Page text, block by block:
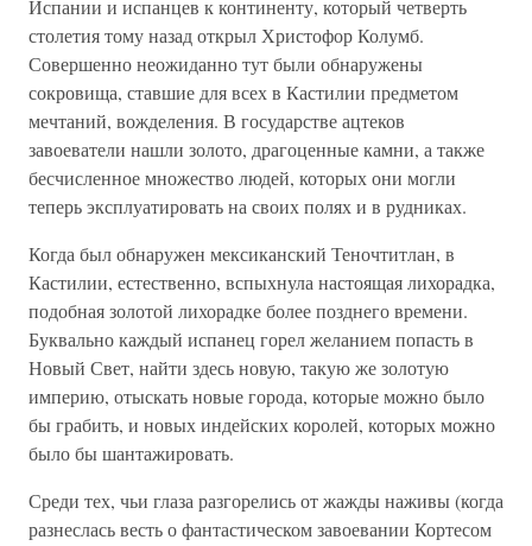
Испании и испанцев к континенту, который четверть
столетия тому назад открыл Христофор Колумб.
Совершенно неожиданно тут были обнаружены
сокровища, ставшие для всех в Кастилии предметом
мечтаний, вожделения. В государстве ацтеков
завоеватели нашли золото, драгоценные камни, а также
бесчисленное множество людей, которых они могли
теперь эксплуатировать на своих полях и в рудниках.
Когда был обнаружен мексиканский Теночтитлан, в
Кастилии, естественно, вспыхнула настоящая лихорадка,
подобная золотой лихорадке более позднего времени.
Буквально каждый испанец горел желанием попасть в
Новый Свет, найти здесь новую, такую же золотую
империю, отыскать новые города, которые можно было
бы грабить, и новых индейских королей, которых можно
было бы шантажировать.
Среди тех, чьи глаза разгорелись от жажды наживы (когда
разнеслась весть о фантастическом завоевании Кортесом